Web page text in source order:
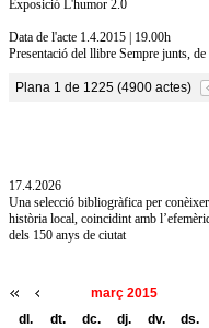
Exposició L'humor 2.0
Data de l'acte 1.4.2015 | 19.00h
Presentació del llibre Sempre junts,
Plana 1 de 1225 (4900 actes)
17.4.2026
Una selecció bibliogràfica per
història local, coincidint amb
dels 150 anys de ciutat
març 2015
dl.
dt. dc. dj. dv. ds.